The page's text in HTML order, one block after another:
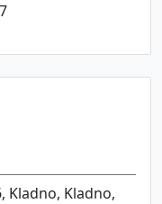
Kladno, Kladno,